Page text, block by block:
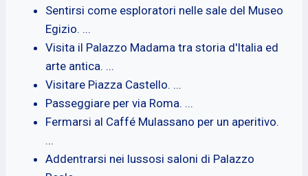
Sentirsi come esploratori nelle sale del Museo
Egizio. ...
Visita il Palazzo Madama tra storia d'Italia ed
arte antica. ...
Visitare Piazza Castello. ...
Passeggiare per via Roma. ...
Fermarsi al Caffé Mulassano per un aperitivo.
...
Addentrarsi nei lussosi saloni di Palazzo